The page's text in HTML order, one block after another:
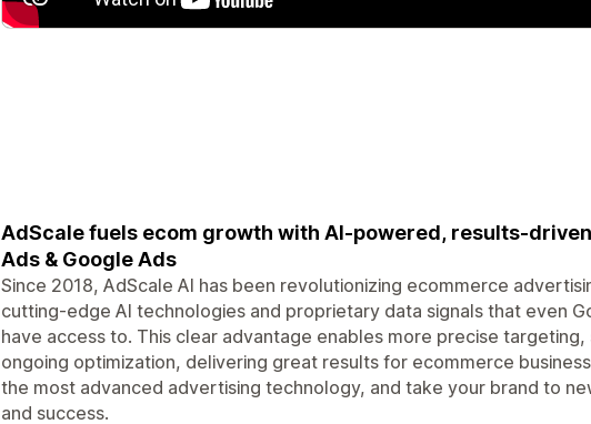
AdScale fuels ecom growth with AI-powered, results-
Ads & Google Ads
Since 2018, AdScale AI has been revolutionizing ecommerce
cutting-edge AI technologies and proprietary data signals that even
have access to. This clear advantage enables more precise
ongoing optimization, delivering great results for ecommerce
the most advanced advertising technology, and take your brand to
and success.